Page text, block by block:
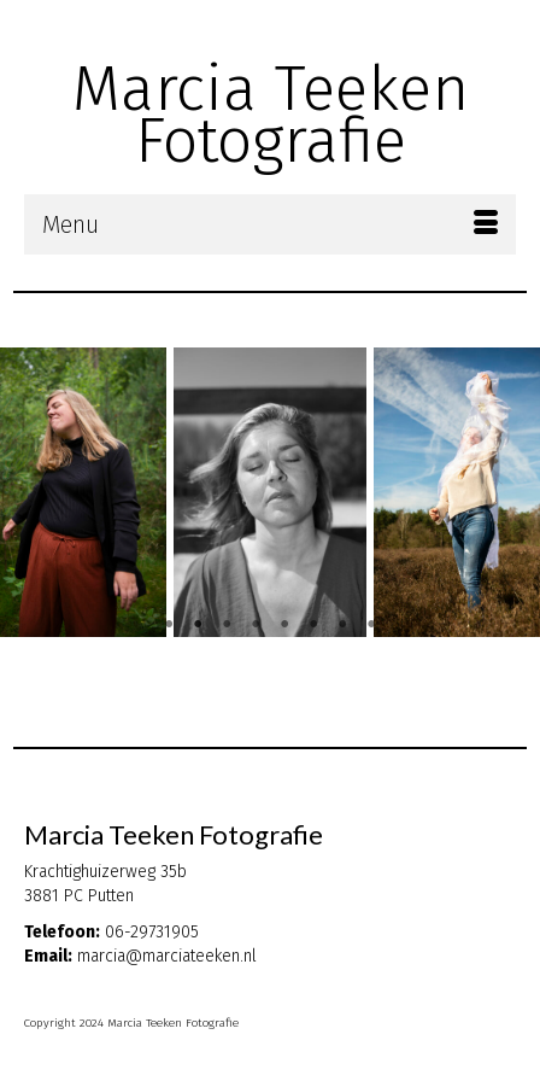
Marcia Teeken
Fotografie
Menu
Marcia Teeken Fotografie
Krachtighuizerweg 35b
3881 PC Putten
Telefoon: 06-29731905
Email: marcia@marciateeken.nl
Copyright 2024 Marcia Teeken Fotografie